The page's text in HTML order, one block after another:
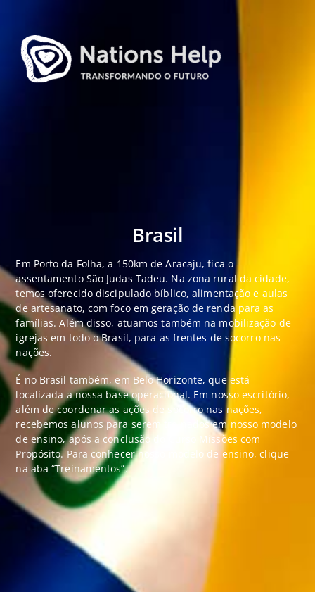
content
Brasil
Em Porto da Folha, a 150km de Aracaju, fica o
assentamento São Judas Tadeu. Na zona rural da cidade,
temos oferecido discipulado bíblico, alimentação e aulas
de artesanato, com foco em geração de renda para as
famílias. Além disso, atuamos também na mobilização de
igrejas em todo o Brasil, para as frentes de socorro nas
nações.
É no Brasil também, em Belo Horizonte, que está
localizada a nossa base operacional. Em nosso escritório,
além de coordenar as ações de socorro nas nações,
recebemos alunos para serem treinados em nosso modelo
de ensino, após a conclusão do Curso Missões com
Propósito. Para conhecer nosso modelo de ensino, clique
na aba “Treinamentos”.